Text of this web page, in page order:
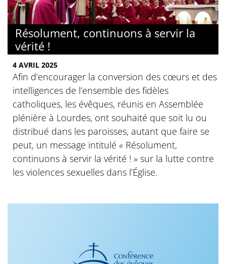
Résolument, continuons à servir la
vérité !
4 AVRIL 2025
Afin d’encourager la conversion des cœurs et des
intelligences de l’ensemble des fidèles
catholiques, les évêques, réunis en Assemblée
plénière à Lourdes, ont souhaité que soit lu ou
distribué dans les paroisses, autant que faire se
peut, un message intitulé « Résolument,
continuons à servir la vérité ! » sur la lutte contre
les violences sexuelles dans l’Église.